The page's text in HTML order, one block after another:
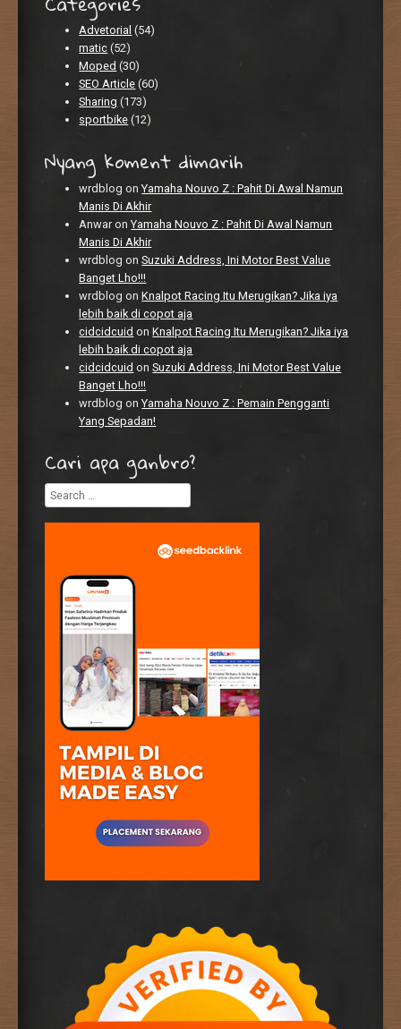
Advetorial (54)
matic (52)
Moped (30)
SEO Article (60)
Sharing (173)
sportbike (12)
Nyang koment dimarih
wrdblog onYamaha Nouvo Z : Pahit Di Awal Namun
Manis Di Akhir
Anwar onYamaha Nouvo Z : Pahit Di Awal Namun
Manis Di Akhir
wrdblog onSuzuki Address, Ini Motor Best Value
Banget Lho!!!
wrdblog onKnalpot Racing Itu Merugikan? Jika iya
lebih baik di copot aja
cidcidcuid onKnalpot Racing Itu Merugikan? Jika iya
lebih baik di copot aja
cidcidcuid onSuzuki Address, Ini Motor Best Value
Banget Lho!!!
wrdblog onYamaha Nouvo Z : Pemain Pengganti
Yang Sepadan!
Cari apa ganbro?
Search